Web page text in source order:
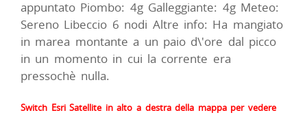
appuntato Piombo: 4g Galleggiante: 4g Meteo:
Sereno Libeccio 6 nodi Altre info: Ha mangiato
in marea montante a un paio d\'ore dal picco
in un momento in cui la corrente era
pressochè nulla.
Switch Esri Satellite in alto a destra della mappa per vedere